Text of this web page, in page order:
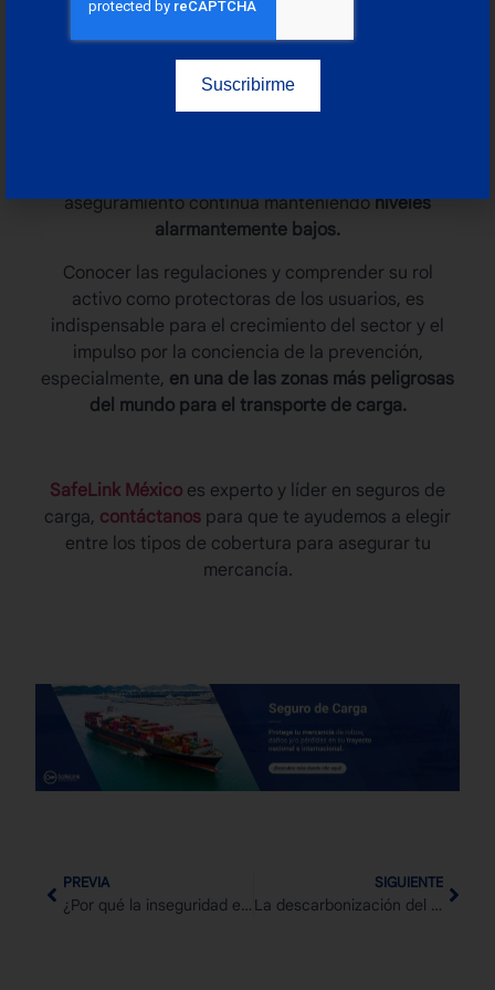
violencia en primera instancia), aunque lo cierto es
que, hasta ahora, esto no ha brindado resultados.
aseguramiento continúa manteniendoniveles
alarmantemente bajos.
Conocer las regulaciones y comprender su rol
activo como protectoras de los usuarios, es
indispensable para el crecimiento del sector y el
impulso por la conciencia de la prevención,
especialmente, en una de las zonas más peligrosas
del mundo para el transporte de carga.
SafeLink México es experto y líder en seguros de
carga, contáctanos para que te ayudemos a elegir
entre los tipos de cobertura para asegurar tu
mercancía.
PREVIA
¿Por qué la inseguridad en México es uno de los principales retos del nearshoring?
SIGUIENTE
La descarbonización del transporte marítimo y las regulaciones EEDI, EEXI y CIII
Suscribirme